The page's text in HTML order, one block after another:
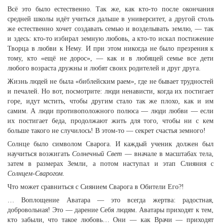
Всё это было естественно. Так же, как кто-то после окончания
средней школы идёт учиться дальше в университет, а другой столь
же естественно хочет создавать семью и возделывать землю, — так
и здесь: кто-то избирал земную любовь, а кто-то искал постижение
Творца в любви к Нему. И при этом никогда не было презрения к
тому, кто «ещё не дорос», — как и в любящей семье все дети
любого возраста дружны и любят своих родителей и друг друга.
Жизнь людей не была «библейским раем», где не бывает трудностей
и печалей. Но вот, посмотрите: люди ненависти, когда их постигает
горе, идут мстить, чтобы другим стало так же плохо, как и им
самим. А люди противоположного полюса — люди любви — если
их постигает беда, продолжают жить для того, чтобы ни с кем
больше такого не случилось! В этом-то — секрет счастья земного!
Солнце было символом Сварога. И каждый ученик должен был
научиться возжигатьСолнечный Свет — вначале в масштабах тела,
затем в размерах Земли, а потом наступал и этап Слияния с
Солнцем-Сварогом.
Что может сравниться с Сиянием Сварога в Обители Его?!
… Воплощение Аватара — это всегда жертва: радостная,
добровольная! Это — дарение Себя людям. Аватары приходят к тем,
кто забыли, что такое любовь… Они — как Врачи — приходят